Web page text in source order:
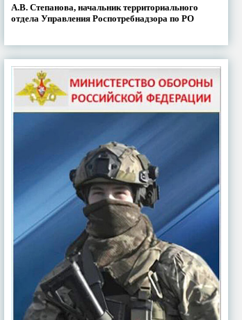
А.В. Степанова, начальник территориального
отдела Управления Роспотребнадзора по РО